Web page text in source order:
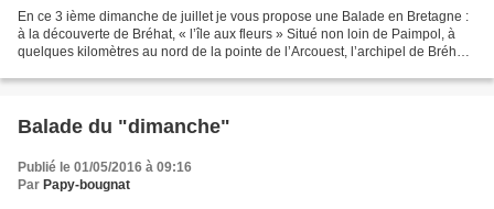
En ce 3 ième dimanche de juillet je vous propose une Balade en Bretagne :
à la découverte de Bréhat, « l’île aux fleurs » Situé non loin de Paimpol, à
quelques kilomètres au nord de la pointe de l’Arcouest, l’archipel de Bréhat
Balade du "dimanche"
Publié le 01/05/2016 à 09:16
Par Papy-bougnat